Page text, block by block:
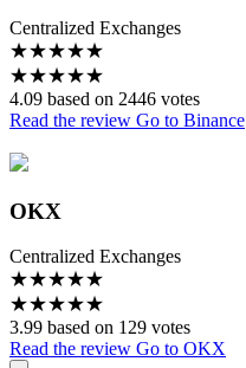
Centralized Exchanges
★★★★★
★★★★★
4.09 based on 2446 votes
Read the review Go to Binance
OKX
Centralized Exchanges
★★★★★
★★★★★
3.99 based on 129 votes
Read the review Go to OKX